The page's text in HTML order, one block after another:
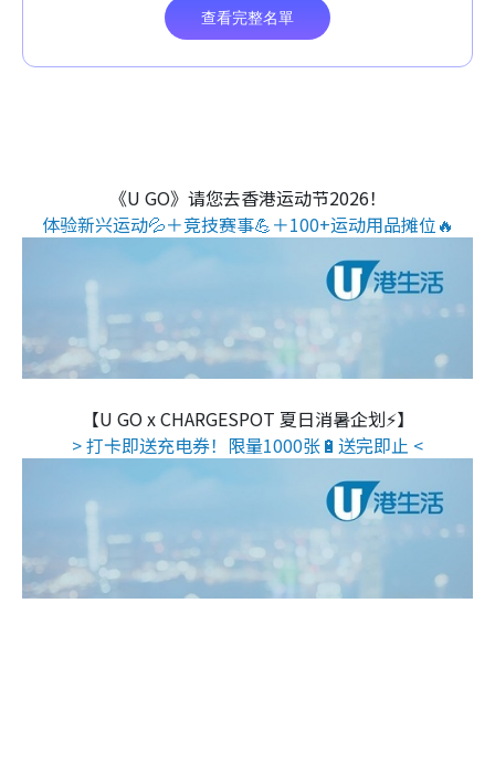
《U GO》请您去香港运动节2026！
体验新兴运动💦＋竞技赛事💪＋100+运动用品摊位🔥
【U GO x CHARGESPOT 夏日消暑企划⚡】
> 打卡即送充电券！限量1000张🔋送完即止 <